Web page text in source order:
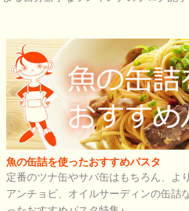
魚の缶詰を使ったおすすめパスタ
定番のツナ缶やサバ缶はもちろん、よ
アンチョビ、オイルサーディンの缶詰